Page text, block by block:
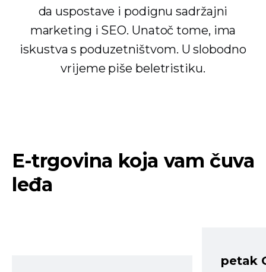
da uspostave i podignu sadržajni
marketing i SEO. Unatoč tome, ima
iskustva s poduzetništvom. U slobodno
vrijeme piše beletristiku.
E-trgovina koja vam čuva
leđa
petak